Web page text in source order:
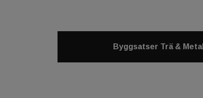
Byggsatser Trä & Metall